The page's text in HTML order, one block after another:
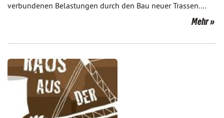
verbundenen Belastungen durch den Bau neuer Trassen.…
Mehr